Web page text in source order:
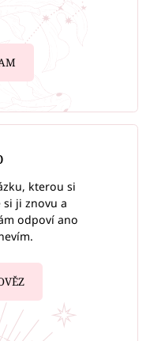
kterou si
si ji znovu a
odpoví ano